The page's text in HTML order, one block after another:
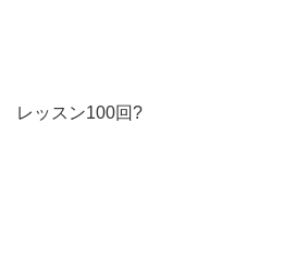
レッスン100回?